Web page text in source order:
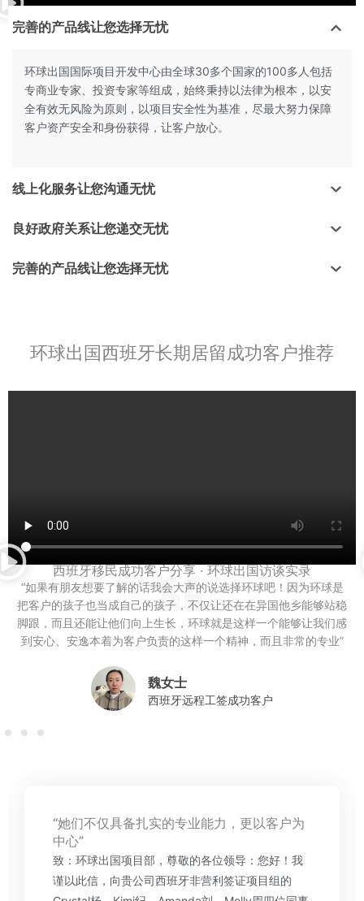
完善的产品线让您选择无忧
环球出国国际项目开发中心由全球30多个国家的100多人包括
专商业专家、投资专家等组成，始终秉持以法律为根本，以安
全有效无风险为原则，以项目安全性为基准，尽最大努力保障
客户资产安全和身份获得，让客户放心。
线上化服务让您沟通无忧
良好政府关系让您递交无忧
完善的产品线让您选择无忧
环球出国西班牙长期居留成功客户推荐
西班牙移民成功客户分享 · 环球出国访谈实录
“如果有朋友想要了解的话我会大声的说选择环球吧！因为环球是
把客户的孩子也当成自己的孩子，不仅让还在在异国他乡能够站稳
脚跟，而且还能让他们向上生长，环球就是这样一个能够让我们感
到安心、安逸本着为客户负责的这样一个精神，而且非常的专业”
魏女士
西班牙远程工签成功客户
“她们不仅具备扎实的专业能力，更以客户为
中心”
致：环球出国项目部，尊敬的各位领导：您好！我
谨以此信，向贵公司西班牙非营利签证项目组的